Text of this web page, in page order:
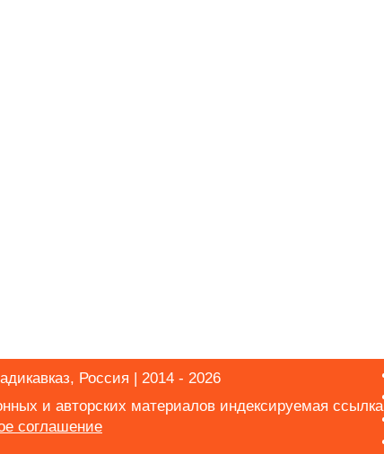
Россия | 2014 - 2026
и авторских материалов индексируемая ссылка